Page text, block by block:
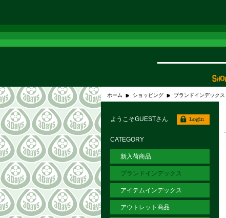
ホーム ショッピング ブランドインデックス
ようこそGUESTさん
CATEGORY
新入荷商品
ブランドインデックス
アイテムインデックス
アウトレット商品